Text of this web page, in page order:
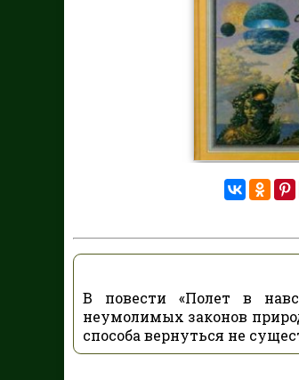
В повести «Полет в
неумолимых законов
способа вернуться не